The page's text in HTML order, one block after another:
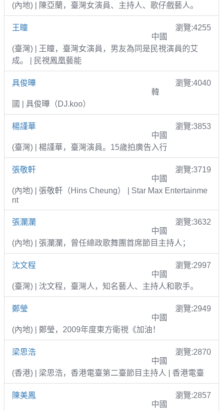
(內地) | 陳亞蘭，臺灣女演員、主持人、歌仔戲藝人。
王瞳
瀏覽:4255
中國
(臺灣) | 王瞳，臺灣女演員，男友為同是民視演員的艾
成。 | 民視鳳凰藝能
具俊曄
瀏覽:4040
韓
國 | 具俊曄（DJ.koo）
楊謹華
瀏覽:3853
中國
(臺灣) | 楊謹華，臺灣演員。15歲拍廣告入行
張敬軒
瀏覽:3719
中國
(內地) | 張敬軒（Hins Cheung） | Star Max Entertainme
nt
張瀾瀾
瀏覽:3632
中國
(內地) | 張瀾瀾，曾任總政歌舞團首席節目主持人；
沈文程
瀏覽:2997
中國
(臺灣) | 沈文程，臺灣人，知名藝人、主持人和歌手。
鄭瑩
瀏覽:2949
中國
(內地) | 鄭瑩，2009年度東方衛視《加油！
梁思浩
瀏覽:2870
中國
(香港) | 梁思浩，香港電臺第二臺節目主持人 | 香港電臺
陳美鳳
瀏覽:2857
中國